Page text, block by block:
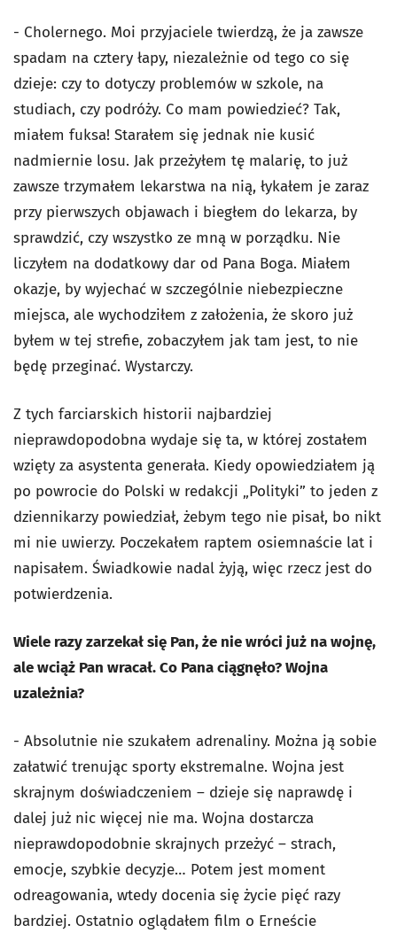
- Cholernego. Moi przyjaciele twierdzą, że ja zawsze
spadam na cztery łapy, niezależnie od tego co się
dzieje: czy to dotyczy problemów w szkole, na
studiach, czy podróży. Co mam powiedzieć? Tak,
miałem fuksa! Starałem się jednak nie kusić
nadmiernie losu. Jak przeżyłem tę malarię, to już
zawsze trzymałem lekarstwa na nią, łykałem je zaraz
przy pierwszych objawach i biegłem do lekarza, by
sprawdzić, czy wszystko ze mną w porządku. Nie
liczyłem na dodatkowy dar od Pana Boga. Miałem
okazje, by wyjechać w szczególnie niebezpieczne
miejsca, ale wychodziłem z założenia, że skoro już
byłem w tej strefie, zobaczyłem jak tam jest, to nie
będę przeginać. Wystarczy.
Z tych farciarskich historii najbardziej
nieprawdopodobna wydaje się ta, w której zostałem
wzięty za asystenta generała. Kiedy opowiedziałem ją
po powrocie do Polski w redakcji „Polityki” to jeden z
dziennikarzy powiedział, żebym tego nie pisał, bo nikt
mi nie uwierzy. Poczekałem raptem osiemnaście lat i
napisałem. Świadkowie nadal żyją, więc rzecz jest do
potwierdzenia.
Wiele razy zarzekał się Pan, że nie wróci już na wojnę,
ale wciąż Pan wracał. Co Pana ciągnęło? Wojna
uzależnia?
- Absolutnie nie szukałem adrenaliny. Można ją sobie
załatwić trenując sporty ekstremalne. Wojna jest
skrajnym doświadczeniem – dzieje się naprawdę i
dalej już nic więcej nie ma. Wojna dostarcza
nieprawdopodobnie skrajnych przeżyć – strach,
emocje, szybkie decyzje… Potem jest moment
odreagowania, wtedy docenia się życie pięć razy
bardziej. Ostatnio oglądałem film o Erneście